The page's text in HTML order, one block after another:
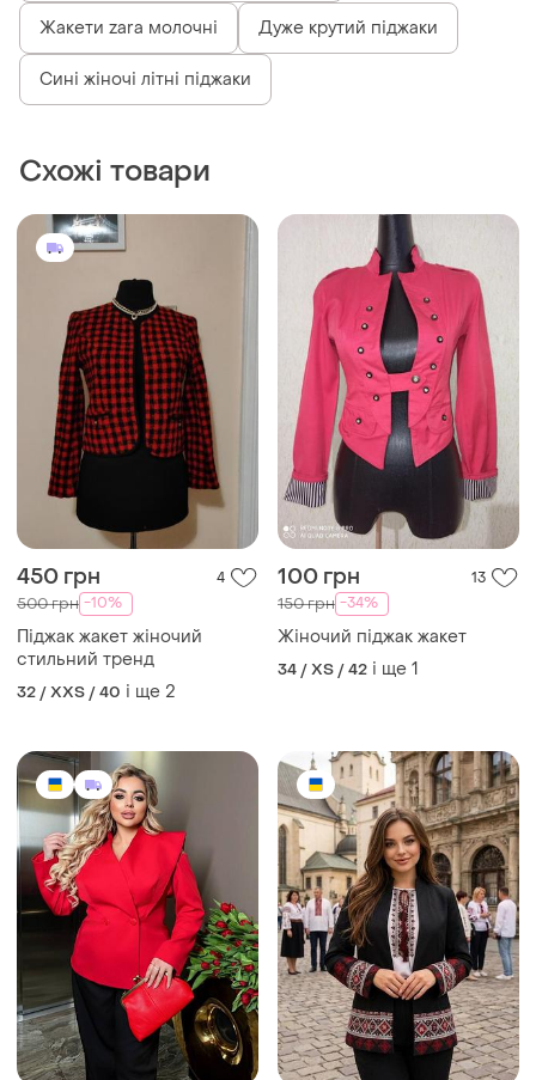
Жакети zara молочні Дуже крутий піджаки
Сині жіночі літні піджаки
Схожі товари
450 грн 4
500 грн -10%
Піджак жакет жіночий
стильний тренд
32 / XXS / 40 і ще 2
100 грн 13
150 грн -34%
Жіночий піджак жакет
34 / XS / 42 і ще 1